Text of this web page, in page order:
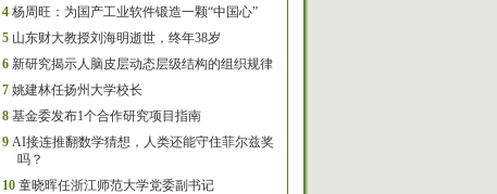
4 杨周旺：为国产工业软件锻造一颗“中国心”
5 山东财大教授刘海明逝世，终年38岁
6 新研究揭示人脑皮层动态层级结构的组织规律
7 姚建林任扬州大学校长
8 基金委发布1个合作研究项目指南
9 AI接连推翻数学猜想，人类还能守住菲尔兹奖
吗？
10 童晓晖任浙江师范大学党委副书记